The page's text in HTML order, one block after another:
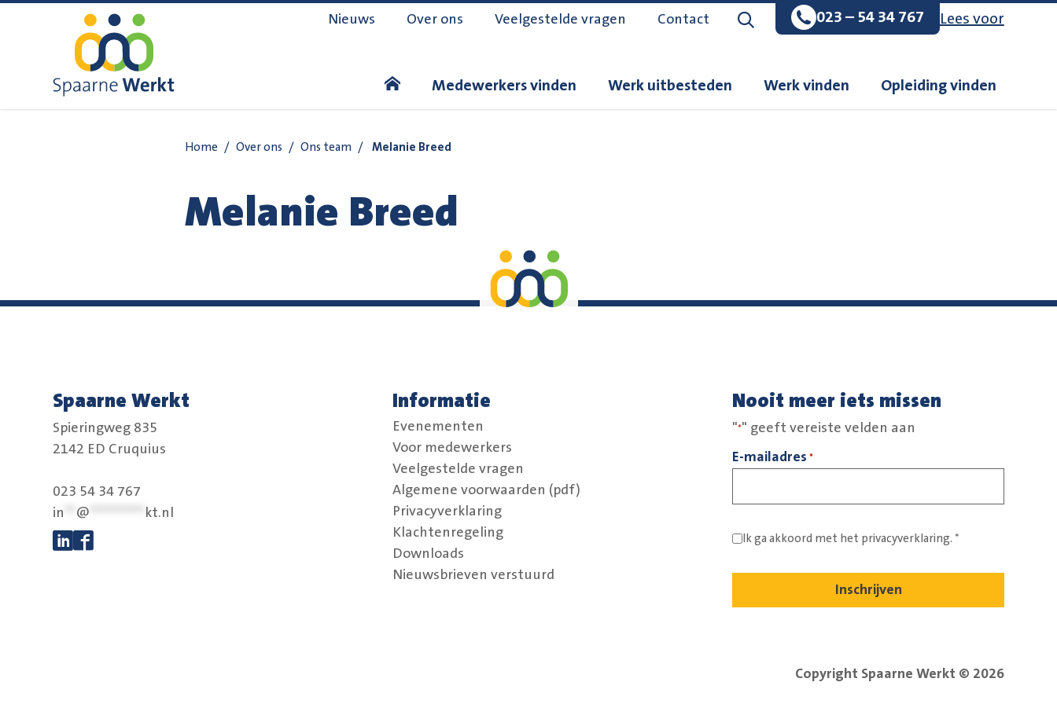
Navigatie overslaan Nieuws Over ons Veelgestelde vragen Contact Zoeken op de website
023 – 54 34 767 Lees voor
Medewerkers vinden Werk uitbesteden Werk vinden Opleiding vinden
Home / Over ons / Ons team / Melanie Breed
Melanie Breed
Spaarne Werkt
Spieringweg 835
2142 ED Cruquius
023 54 34 767
in
@ kt.nl
Informatie
Evenementen
Voor medewerkers
Veelgestelde vragen
Algemene voorwaarden (pdf)
Privacyverklaring
Klachtenregeling
Downloads
Nieuwsbrieven verstuurd
Nooit meer iets missen
"*" geeft vereiste velden aan
E-mailadres *
Ik ga akkoord met het privacyverklaring. *
Copyright Spaarne Werkt © 2026